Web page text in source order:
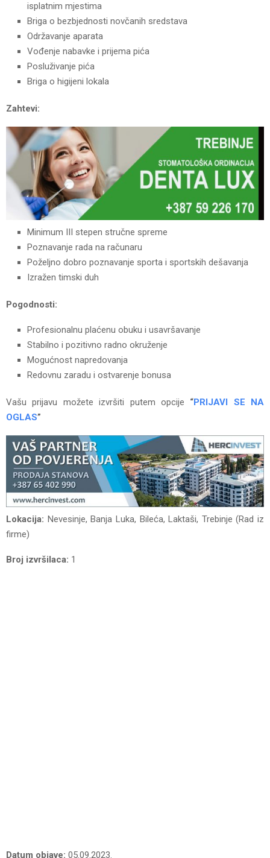
isplatnim mjestima
Briga o bezbjednosti novčanih sredstava
Održavanje aparata
Vođenje nabavke i prijema pića
Posluživanje pića
Briga o higijeni lokala
Zahtevi:
Minimum III stepen stručne spreme
Poznavanje rada na računaru
Poželjno dobro poznavanje sporta i sportskih dešavanja
Izražen timski duh
Pogodnosti:
Profesionalnu plaćenu obuku i usavršavanje
Stabilno i pozitivno radno okruženje
Mogućnost napredovanja
Redovnu zaradu i ostvarenje bonusa
Vašu prijavu možete izvršiti putem opcije “PRIJAVI SE NA
OGLAS”
Lokacija: Nevesinje, Banja Luka, Bileća, Laktaši, Trebinje (Rad iz
firme)
Broj izvršilaca: 1
Datum objave: 05.09.2023.